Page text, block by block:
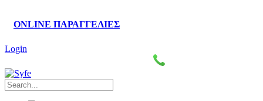
ONLINE ΠΑΡΑΓΓΕΛΙΕΣ
Login